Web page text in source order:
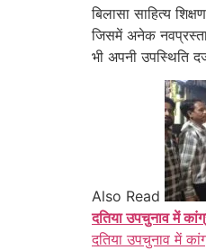
बिलासा साहित्य
जिसमें अनेक
भी अपनी उपस्थिति
Also Read
दतिया उपचुनाव में
दतिया उपचुनाव में